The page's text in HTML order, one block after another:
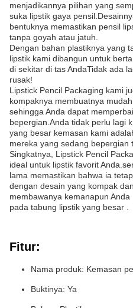
menjadikannya pilihan yang
suka lipstik gaya
bentuknya memastikan pensil
tanpa goyah atau jatuh.
Dengan bahan plastiknya yang
lipstik kami dibangun untuk
di sekitar di tas AndaTidak ada
rusak!
Lipstick Pencil Packaging kami
kompaknya membuatnya
sehingga Anda dapat
bepergian.Anda tidak perlu lagi
yang besar kemasan kami
mereka yang sedang bepergian
Singkatnya, Lipstick Pencil
ideal untuk lipstik favorit
lama memastikan bahwa ia
dengan desain yang kompak
membawanya kemanapun
pada tabung lipstik yang besar .
Fitur:
Nama produk: Kemasan
Buktinya: Ya